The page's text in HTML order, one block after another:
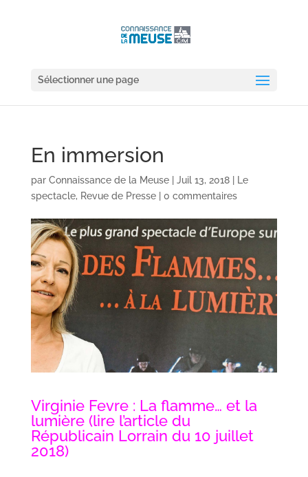
Sélectionner une page
En immersion
par Connaissance de la Meuse| Juil 13, 2018|
Le
spectacle, Revue de Presse| 0 commentaires
Virginie Fevre : La flamme… et la
lumière(lire l’article du
Républicain Lorrain du 10 juillet
2018)